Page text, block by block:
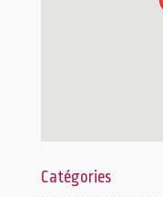
Catégories